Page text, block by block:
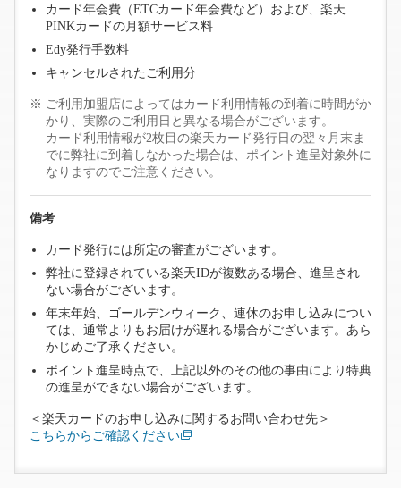
カード年会費（ETCカード年会費など）および、楽天
PINKカードの月額サービス料
Edy発行手数料
キャンセルされたご利用分
ご利用加盟店によってはカード利用情報の到着に時間がか
かり、実際のご利用日と異なる場合がございます。
カード利用情報が2枚目の楽天カード発行日の翌々月末ま
でに弊社に到着しなかった場合は、ポイント進呈対象外に
なりますのでご注意ください。
備考
カード発行には所定の審査がございます。
弊社に登録されている楽天IDが複数ある場合、進呈され
ない場合がございます。
年末年始、ゴールデンウィーク、連休のお申し込みについ
ては、通常よりもお届けが遅れる場合がございます。あら
かじめご了承ください。
ポイント進呈時点で、上記以外のその他の事由により特典
の進呈ができない場合がございます。
＜楽天カードのお申し込みに関するお問い合わせ先＞
こちらからご確認ください